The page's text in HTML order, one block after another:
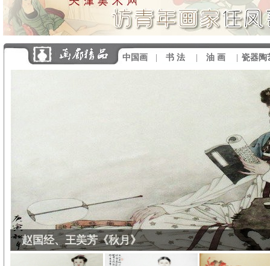
中国画 书 法 油 画 瓷器陶
何家英：《醉艳》